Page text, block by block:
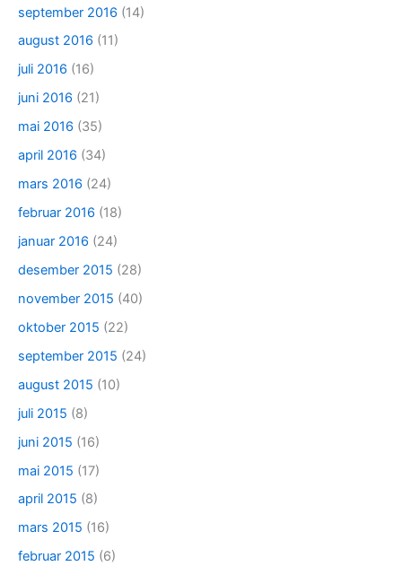
september 2016 (14)
august 2016 (11)
juli 2016 (16)
juni 2016 (21)
mai 2016 (35)
april 2016 (34)
mars 2016 (24)
februar 2016 (18)
januar 2016 (24)
desember 2015 (28)
november 2015 (40)
oktober 2015 (22)
september 2015 (24)
august 2015 (10)
juli 2015 (8)
juni 2015 (16)
mai 2015 (17)
april 2015 (8)
mars 2015 (16)
februar 2015 (6)